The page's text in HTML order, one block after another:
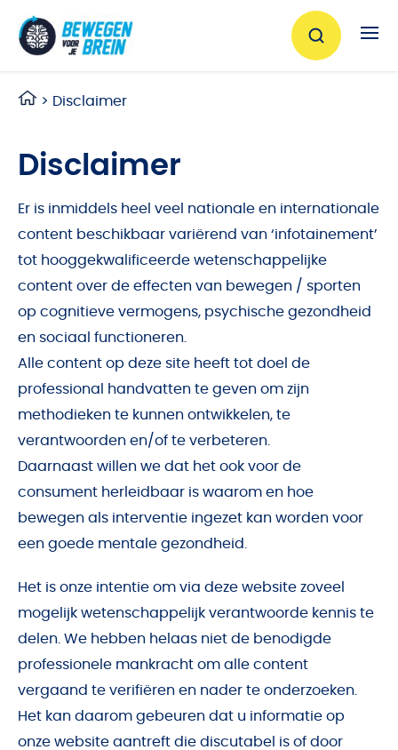
> Disclaimer
Disclaimer
Er is inmiddels heel veel nationale en internationale
content beschikbaar variërend van ‘infotainement’
tot hooggekwalificeerde wetenschappelijke
content over de effecten van bewegen / sporten
op cognitieve vermogens, psychische gezondheid
en sociaal functioneren.
Alle content op deze site heeft tot doel de
professional handvatten te geven om zijn
methodieken te kunnen ontwikkelen, te
verantwoorden en/of te verbeteren.
Daarnaast willen we dat het ook voor de
consument herleidbaar is waarom en hoe
bewegen als interventie ingezet kan worden voor
een goede mentale gezondheid.
Het is onze intentie om via deze website zoveel
mogelijk wetenschappelijk verantwoorde kennis te
delen. We hebben helaas niet de benodigde
professionele mankracht om alle content
vergaand te verifiëren en nader te onderzoeken.
Het kan daarom gebeuren dat u informatie op
onze website aantreft die discutabel is of door